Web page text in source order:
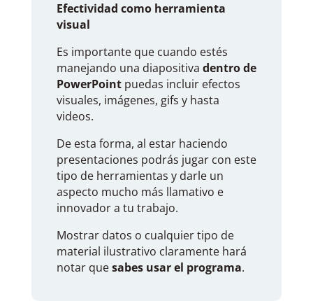
Efectividad como herramienta
visual
Es importante que cuando estés
manejando una diapositiva dentro de
PowerPointpuedas incluir efectos
visuales, imágenes, gifs y hasta
videos.
De esta forma, al estar haciendo
presentaciones podrás jugar con este
tipo de herramientas y darle un
aspecto mucho más llamativo e
innovador a tu trabajo.
Mostrar datos o cualquier tipo de
material ilustrativo claramente hará
notar quesabes usar el programa.